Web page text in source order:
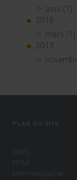
avril (1)
2016
mars (1)
2015
PLAN DU SITE
PACS
HCM
Mammographie